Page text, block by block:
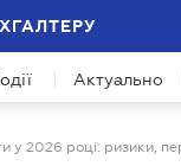
Актуально